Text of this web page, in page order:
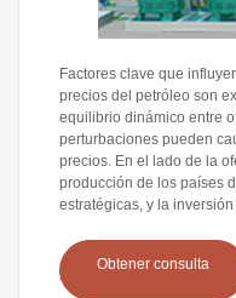
Factores clave que
precios del petróleo son
equilibrio dinámico entre
perturbaciones pueden
precios. En el lado de la
producción de los países
estratégicas, y la inversión
Obtener consulta